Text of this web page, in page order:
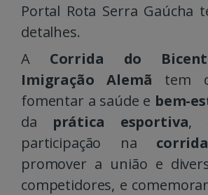
Portal Rota Serra Gaúcha
detalhes.
A Corrida do
Imigração Alemã tem
fomentar a saúde e bem-
da prática esportiva,
participação na
promover a união e
competidores, e